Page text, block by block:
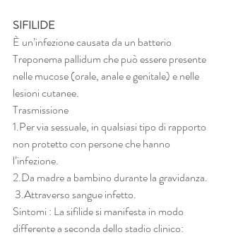
SIFILIDE
È un’infezione causata da un batterio
Treponema pallidum che può essere presente
nelle mucose (orale, anale e genitale) e nelle
lesioni cutanee.
Trasmissione
1.Per via sessuale, in qualsiasi tipo di rapporto
non protetto con persone che hanno
l’infezione.
2.Da madre a bambino durante la gravidanza.
3.Attraverso sangue infetto.
Sintomi : La sifilide si manifesta in modo
differente a seconda dello stadio clinico: